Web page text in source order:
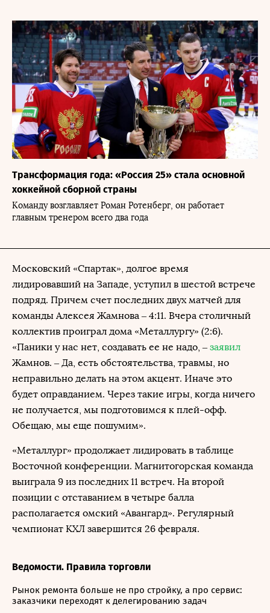
Трансформация года: «Россия 25» стала основной
хоккейной сборной страны
Команду возглавляет Роман Ротенберг, он работает
главным тренером всего два года
Московский «Спартак», долгое время
лидировавший на Западе, уступил в шестой встрече
подряд. Причем счет последних двух матчей для
команды Алексея Жамнова – 4:11. Вчера столичный
коллектив проиграл дома «Металлургу» (2:6).
«Паники у нас нет, создавать ее не надо, – заявил
Жамнов. – Да, есть обстоятельства, травмы, но
неправильно делать на этом акцент. Иначе это
будет оправданием. Через такие игры, когда ничего
не получается, мы подготовимся к плей-офф.
Обещаю, мы еще пошумим».
«Металлург» продолжает лидировать в таблице
Восточной конференции. Магнитогорская команда
выиграла 9 из последних 11 встреч. На второй
позиции с отставанием в четыре балла
располагается омский «Авангард». Регулярный
чемпионат КХЛ завершится 26 февраля.
Ведомости. Правила торговли
Рынок ремонта больше не про стройку, а про сервис:
заказчики переходят к делегированию задач